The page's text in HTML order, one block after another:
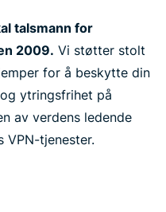
talsmann for
2009. Vi støtter stolt
for å beskytte din
ytringsfrihet på
av verdens ledende
VPN-tjenester.